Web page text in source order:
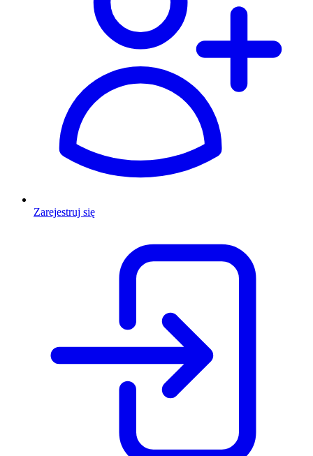
Zarejestruj się